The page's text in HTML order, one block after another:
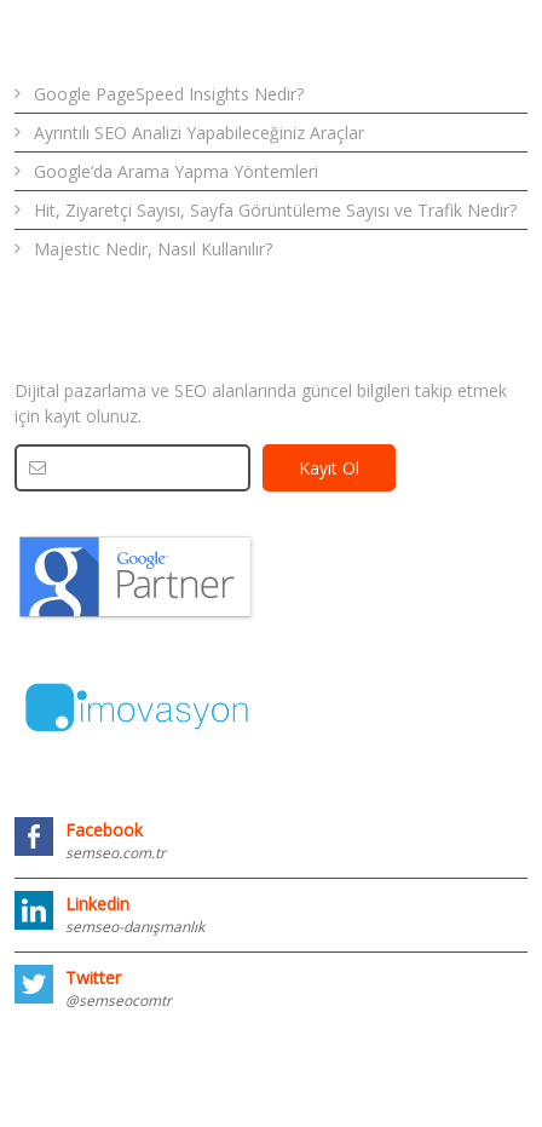
Google PageSpeed Insights Nedir?
Ayrıntılı SEO Analizi Yapabileceğiniz Araçlar
Google’da Arama Yapma Yöntemleri
Hit, Ziyaretçi Sayısı, Sayfa Görüntüleme Sayısı ve Trafik Nedir?
Majestic Nedir, Nasıl Kullanılır?
Dijital pazarlama ve SEO alanlarında güncel bilgileri takip etmek
için kayıt olunuz.
Facebook
semseo.com.tr
Linkedin
semseo-danışmanlık
Twitter
@semseocomtr